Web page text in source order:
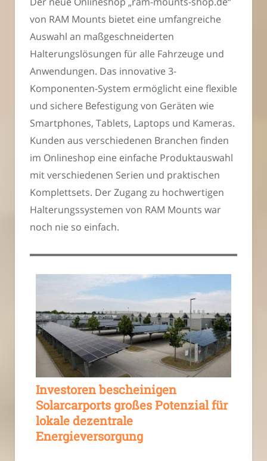
von RAM Mounts bietet eine umfangreiche
Auswahl an maßgeschneiderten
Halterungslösungen für alle Fahrzeuge und
Anwendungen. Das innovative 3-
Komponenten-System ermöglicht eine flexible
und sichere Befestigung von Geräten wie
Smartphones, Tablets, Laptops und Kameras.
Kunden aus verschiedenen Branchen finden
im Onlineshop eine einfache Produktauswahl
mit verschiedenen Serien und praktischen
Komplettsets. Der Zugang zu hochwertigen
Halterungssystemen von RAM Mounts war
noch nie so einfach.
Investoren bescheinigen
Solarcarports großes Potenzial für
lokale dezentrale
Energieversorgung